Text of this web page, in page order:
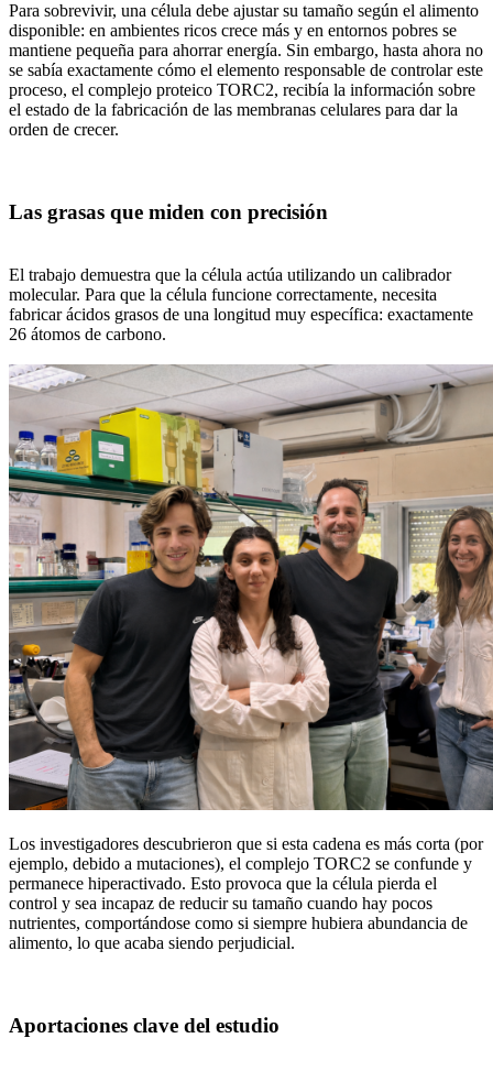
Para sobrevivir, una célula debe ajustar su tamaño según el alimento
disponible: en ambientes ricos crece más y en entornos pobres se
mantiene pequeña para ahorrar energía. Sin embargo, hasta ahora no
se sabía exactamente cómo el elemento responsable de controlar este
proceso, el complejo proteico TORC2, recibía la información sobre
el estado de la fabricación de las membranas celulares para dar la
orden de crecer.
Las grasas que miden con precisión
El trabajo demuestra que la célula actúa utilizando un calibrador
molecular. Para que la célula funcione correctamente, necesita
fabricar ácidos grasos de una longitud muy específica: exactamente
26 átomos de carbono.
Los investigadores descubrieron que si esta cadena es más corta (por
ejemplo, debido a mutaciones), el complejo TORC2 se confunde y
permanece hiperactivado. Esto provoca que la célula pierda el
control y sea incapaz de reducir su tamaño cuando hay pocos
nutrientes, comportándose como si siempre hubiera abundancia de
alimento, lo que acaba siendo perjudicial.
Aportaciones clave del estudio